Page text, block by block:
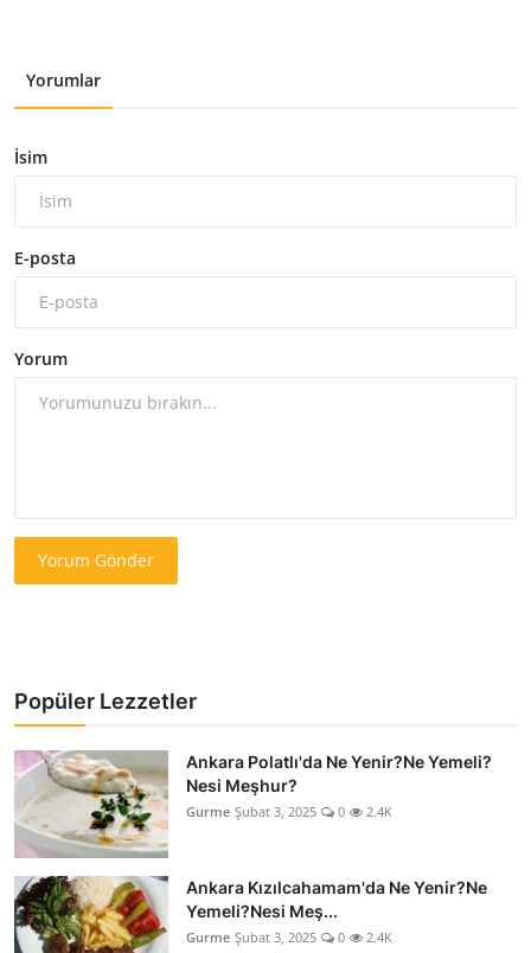
Yorumlar
İsim
E-posta
Yorum
Yorum Gönder
Popüler Lezzetler
Ankara Polatlı'da Ne Yenir?Ne Yemeli?
Nesi Meşhur?
Gurme Şubat 3, 2025 0 2.4K
Ankara Kızılcahamam'da Ne Yenir?Ne
Yemeli?Nesi Meş...
Gurme Şubat 3, 2025 0 2.4K